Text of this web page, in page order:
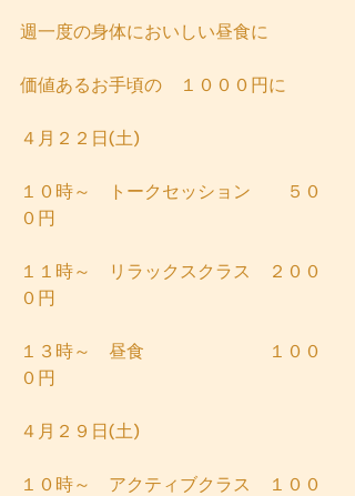
週一度の身体においしい昼食に
価値あるお手頃の　１０００円に
４月２２日(土)
１０時～　トークセッション　　５０
０円
１１時～　リラックスクラス　２００
０円
１３時～　昼食　　　　　　　１００
０円
４月２９日(土)
１０時～　アクティブクラス　１００